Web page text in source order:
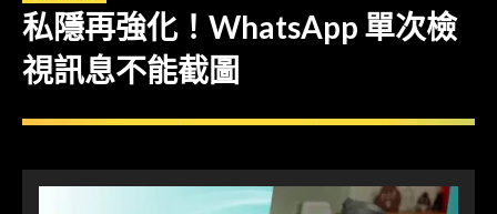
私隱再強化！WhatsApp 單次檢
視訊息不能截圖